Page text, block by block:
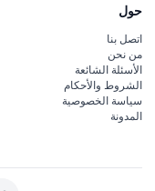
حول
اتصل بنا
من نحن
الأسئلة الشائعة
الشروط والأحكام
سياسة الخصوصية
المدونة